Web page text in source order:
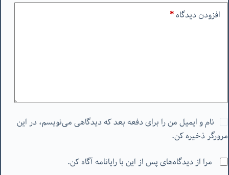
افزودن دیدگاه*
نام و ایمیل من را برای دفعه بعد که دیدگاهی می‌نویسم، در این
مرورگر ذخیره کن.
مرا از دیدگاه‌های پس از این با رایانامه آگاه کن.